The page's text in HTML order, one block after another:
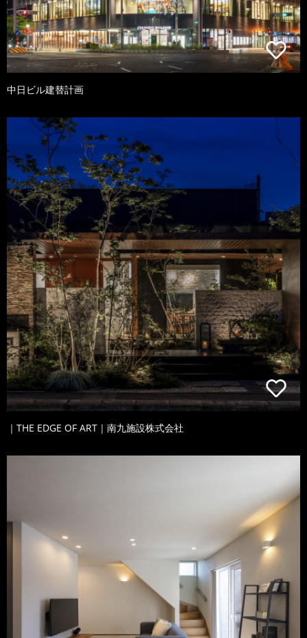
中日ビル建替計画
｜THE EDGE OF ART｜南九施設株式会社